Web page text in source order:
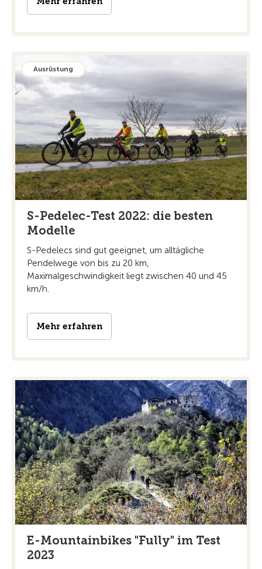
Ausrüstung
S-Pedelec-Test 2022: die besten
Modelle
S-Pedelecs sind gut geeignet, um alltägliche
Pendelwege von bis zu 20 km,
Maximalgeschwindigkeit liegt zwischen 40 und 45
km/h.
Mehr erfahren
E-Mountainbikes "Fully" im Test
2023